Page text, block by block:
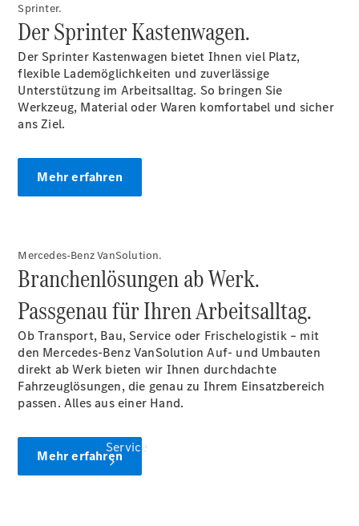
Übersicht
Modellübersicht
Sterne
Transporter
Gebrauchtwagensuche
Store
Konfigurator
Service
Sprinter.
Der Sprinter Kastenwagen.
Der Sprinter Kastenwagen bietet Ihnen viel Platz,
flexible Lademöglichkeiten und zuverlässige
Unterstützung im Arbeitsalltag. So bringen Sie
Werkzeug, Material oder Waren komfortabel und sicher
ans Ziel.
Mehr erfahren
Mercedes-Benz VanSolution.
Branchenlösungen ab Werk.
Passgenau für Ihren Arbeitsalltag.
Ob Transport, Bau, Service oder Frischelogistik – mit
den Mercedes-Benz VanSolution Auf- und Umbauten
direkt ab Werk bieten wir Ihnen durchdachte
Fahrzeuglösungen, die genau zu Ihrem Einsatzbereich
passen. Alles aus einer Hand.
Mehr erfahren